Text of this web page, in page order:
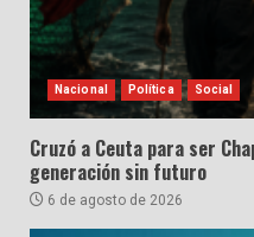
Nacional Política Social
Cruzó a Ceuta para ser
generación sin futuro
6 de agosto de 2026